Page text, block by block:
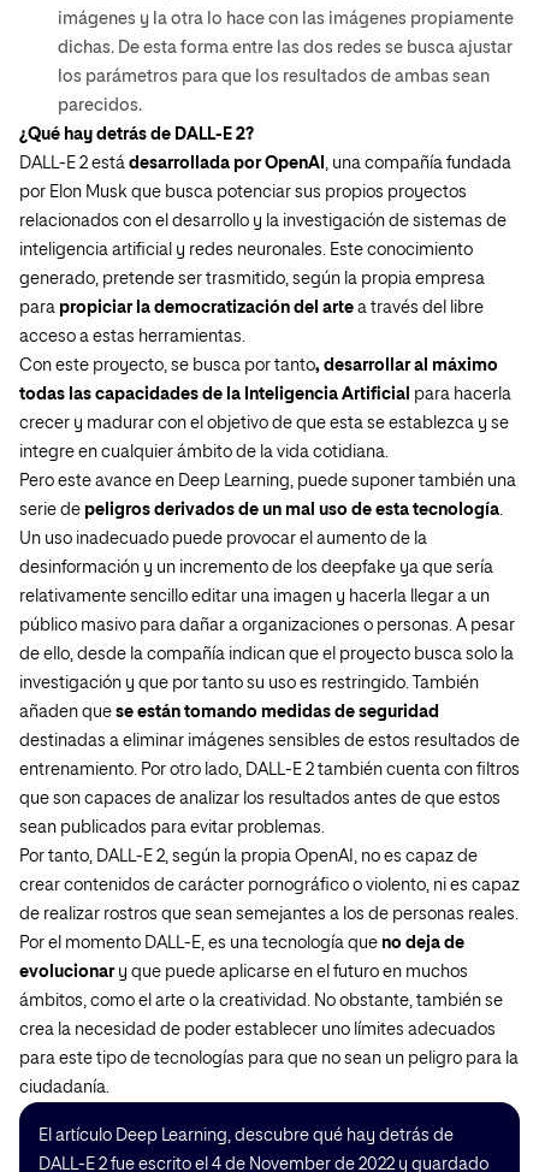
imágenes y la otra lo hace con las imágenes propiamente
dichas. De esta forma entre las dos redes se busca ajustar
los parámetros para que los resultados de ambas sean
parecidos.
¿Qué hay detrás de DALL-E 2?
DALL-E 2 está desarrollada por OpenAI , una compañía fundada
por Elon Musk que busca potenciar sus propios proyectos
relacionados con el desarrollo y la investigación de sistemas de
inteligencia artificial y redes neuronales. Este conocimiento
generado, pretende ser trasmitido, según la propia empresa
para propiciar la democratización del arte a través del libre
acceso a estas herramientas.
Con este proyecto, se busca por tanto, desarrollar al máximo
todas las capacidades de la Inteligencia Artificial para hacerla
crecer y madurar con el objetivo de que esta se establezca y se
integre en cualquier ámbito de la vida cotidiana.
Pero este avance en Deep Learning, puede suponer también una
serie de peligros derivados de un mal uso de esta tecnología.
Un uso inadecuado puede provocar el aumento de la
desinformación y un incremento de los deepfake ya que sería
relativamente sencillo editar una imagen y hacerla llegar a un
público masivo para dañar a organizaciones o personas. A pesar
de ello, desde la compañía indican que el proyecto busca solo la
investigación y que por tanto su uso es restringido. También
añaden que se están tomando medidas de seguridad
destinadas a eliminar imágenes sensibles de estos resultados de
entrenamiento. Por otro lado, DALL-E 2 también cuenta con filtros
que son capaces de analizar los resultados antes de que estos
sean publicados para evitar problemas.
Por tanto, DALL-E 2, según la propia OpenAI, no es capaz de
crear contenidos de carácter pornográfico o violento, ni es capaz
de realizar rostros que sean semejantes a los de personas reales.
Por el momento DALL-E, es una tecnología que no deja de
evolucionary que puede aplicarse en el futuro en muchos
ámbitos, como el arte o la creatividad. No obstante, también se
crea la necesidad de poder establecer uno límites adecuados
para este tipo de tecnologías para que no sean un peligro para la
ciudadanía.
El artículo Deep Learning, descubre qué hay detrás de
DALL-E 2 fue escrito el 4 de November de 2022 y guardado